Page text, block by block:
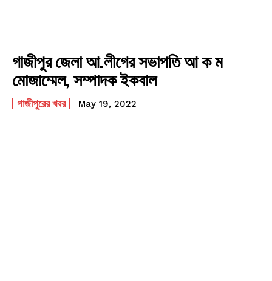
গাজীপুর জেলা আ.লীগের সভাপতি আ ক ম
মোজাম্মেল, সম্পাদক ইকবাল
গাজীপুরের খবর May 19, 2022